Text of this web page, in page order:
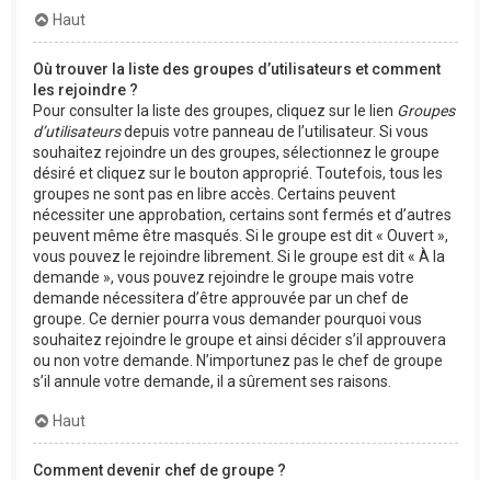
Haut
Où trouver la liste des groupes d’utilisateurs et comment
les rejoindre ?
Pour consulter la liste des groupes, cliquez sur le lien Groupes
d’utilisateursdepuis votre panneau de l’utilisateur. Si vous
souhaitez rejoindre un des groupes, sélectionnez le groupe
désiré et cliquez sur le bouton approprié. Toutefois, tous les
groupes ne sont pas en libre accès. Certains peuvent
nécessiter une approbation, certains sont fermés et d’autres
peuvent même être masqués. Si le groupe est dit « Ouvert »,
vous pouvez le rejoindre librement. Si le groupe est dit « À la
demande », vous pouvez rejoindre le groupe mais votre
demande nécessitera d’être approuvée par un chef de
groupe. Ce dernier pourra vous demander pourquoi vous
souhaitez rejoindre le groupe et ainsi décider s’il approuvera
ou non votre demande. N’importunez pas le chef de groupe
s’il annule votre demande, il a sûrement ses raisons.
Haut
Comment devenir chef de groupe ?